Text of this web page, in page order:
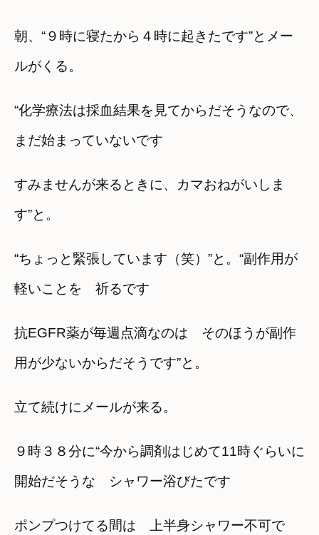
朝、“９時に寝たから４時に起きたです”とメー
ルがくる。
“化学療法は採血結果を見てからだそうなので、
まだ始まっていないです
すみませんが来るときに、カマおねがいしま
す”と。
“ちょっと緊張しています（笑）”と。“副作用が
軽いことを 祈るです
抗EGFR薬が毎週点滴なのは そのほうが副作
用が少ないからだそうです”と。
立て続けにメールが来る。
９時３８分に“今から調剤はじめて11時ぐらいに
開始だそうな シャワー浴びたです
ポンプつけてる間は 上半身シャワー不可で